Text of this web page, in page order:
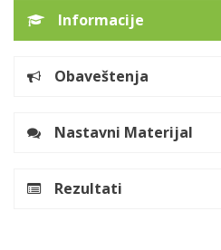
Informacije
Obaveštenja
Nastavni Materijal
Rezultati